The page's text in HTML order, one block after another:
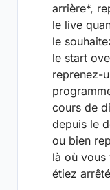
arrière*,
le live
le
le start
reprenez-
cours de
depuis le
ou bien
là où vous
étiez